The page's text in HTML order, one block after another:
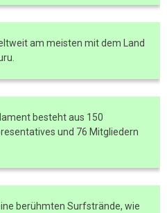
am meisten mit dem Land
besteht aus 150
und 76 Mitgliedern
berühmten Surfstrände, wie